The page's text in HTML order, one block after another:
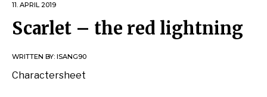
11. APRIL 2019
Scarlet – the red lightning
WRITTEN BY: ISANG90
Charactersheet